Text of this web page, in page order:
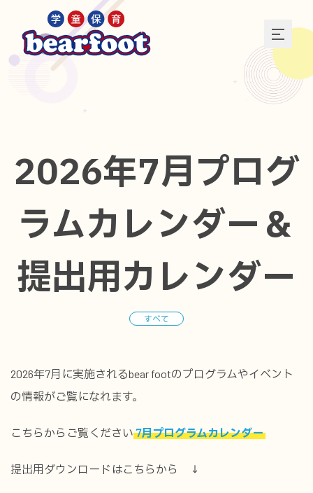
2026年7月プログ
ラムカレンダー＆
提出用カレンダー
すべて
2026年7月に実施されるbear footのプログラムやイベント
の情報がご覧になれます。
こちらからご覧ください 7月プログラムカレンダー
提出用ダウンロードはこちらから ↓